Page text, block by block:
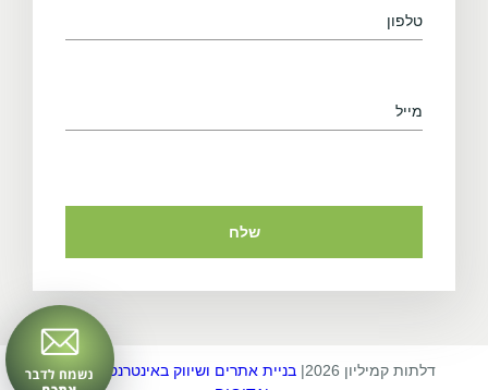
דלתות קמיליון 2026 |
בניית אתרים ושיווק באינטרנט EXTRA